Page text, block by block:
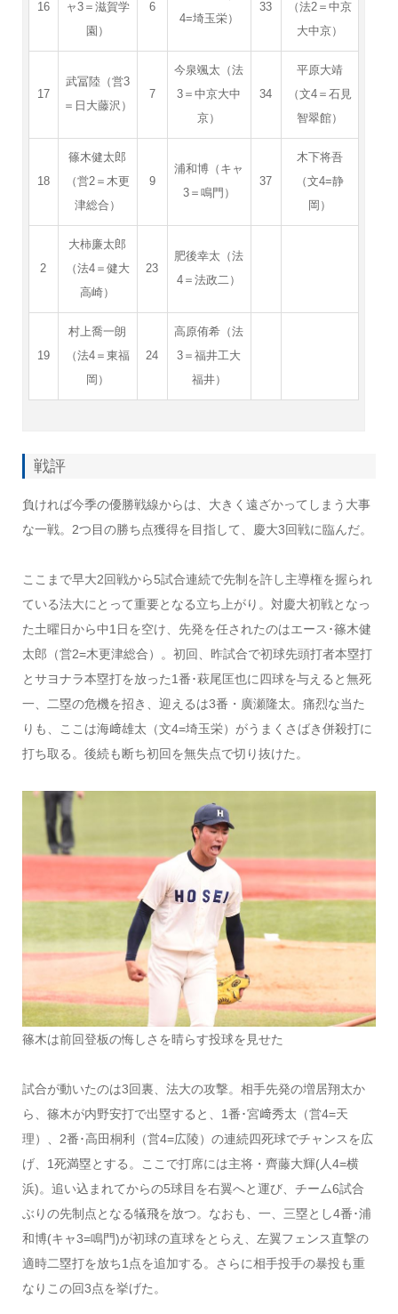
16
ャ3＝滋賀学
園）
6
4=埼玉栄）
33
（法2＝中京
大中京）
17
武冨陸（営3
＝日大藤沢）
7
今泉颯太（法
3＝中京大中
京）
34
平原大靖
（文4＝石見
智翠館）
18
篠木健太郎
（営2＝木更
津総合）
9
浦和博（キャ
3＝鳴門）
37
木下将吾
（文4=静
岡）
2
大柿廉太郎
（法4＝健大
高崎）
23
肥後幸太（法
4＝法政二）
19
村上喬一朗
（法4＝東福
岡）
24
高原侑希（法
3＝福井工大
福井）
戦評
負ければ今季の優勝戦線からは、大きく遠ざかってしまう大事
な一戦。2つ目の勝ち点獲得を目指して、慶大3回戦に臨んだ。
ここまで早大2回戦から5試合連続で先制を許し主導権を握られ
ている法大にとって重要となる立ち上がり。対慶大初戦となっ
た土曜日から中1日を空け、先発を任されたのはエース･篠木健
太郎（営2=木更津総合）。初回、昨試合で初球先頭打者本塁打
とサヨナラ本塁打を放った1番･萩尾匡也に四球を与えると無死
一、二塁の危機を招き、迎えるは3番・廣瀬隆太。痛烈な当た
りも、ここは海﨑雄太（文4=埼玉栄）がうまくさばき併殺打に
打ち取る。後続も断ち初回を無失点で切り抜けた。
篠木は前回登板の悔しさを晴らす投球を見せた
試合が動いたのは3回裏、法大の攻撃。相手先発の増居翔太か
ら、篠木が内野安打で出塁すると、1番･宮﨑秀太（営4=天
理）、2番･高田桐利（営4=広陵）の連続四死球でチャンスを広
げ、1死満塁とする。ここで打席には主将・齊藤大輝(人4=横
浜)。追い込まれてからの5球目を右翼へと運び、チーム6試合
ぶりの先制点となる犠飛を放つ。なおも、一、三塁とし4番･浦
和博(キャ3=鳴門)が初球の直球をとらえ、左翼フェンス直撃の
適時二塁打を放ち1点を追加する。さらに相手投手の暴投も重
なりこの回3点を挙げた。